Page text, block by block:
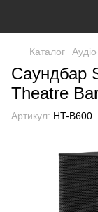
Каталог
Саундбар
Theatre
Артикул: HT-B600